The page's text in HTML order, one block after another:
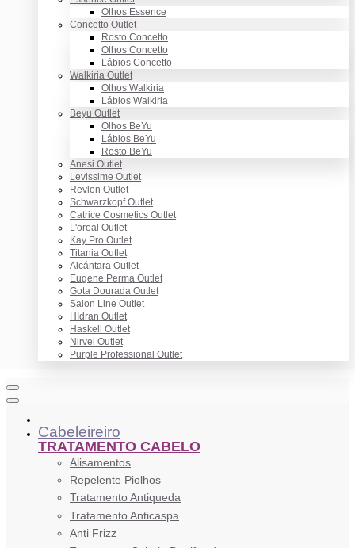
Olhos Essence
Concetto Outlet
Rosto Concetto
Olhos Concetto
Lábios Concetto
Walkiria Outlet
Olhos Walkiria
Lábios Walkiria
Beyu Outlet
Olhos BeYu
Lábios BeYu
Rosto BeYu
Anesi Outlet
Levissime Outlet
Revlon Outlet
Schwarzkopf Outlet
Catrice Cosmetics Outlet
L'oreal Outlet
Kay Pro Outlet
Titania Outlet
Alcántara Outlet
Eugene Perma Outlet
Gota Dourada Outlet
Salon Line Outlet
HIdran Outlet
Haskell Outlet
Nirvel Outlet
Purple Professional Outlet
Cabeleireiro
TRATAMENTO CABELO
Alisamentos
Repelente Piolhos
Tratamento Antiqueda
Tratamento Anticaspa
Anti Frizz